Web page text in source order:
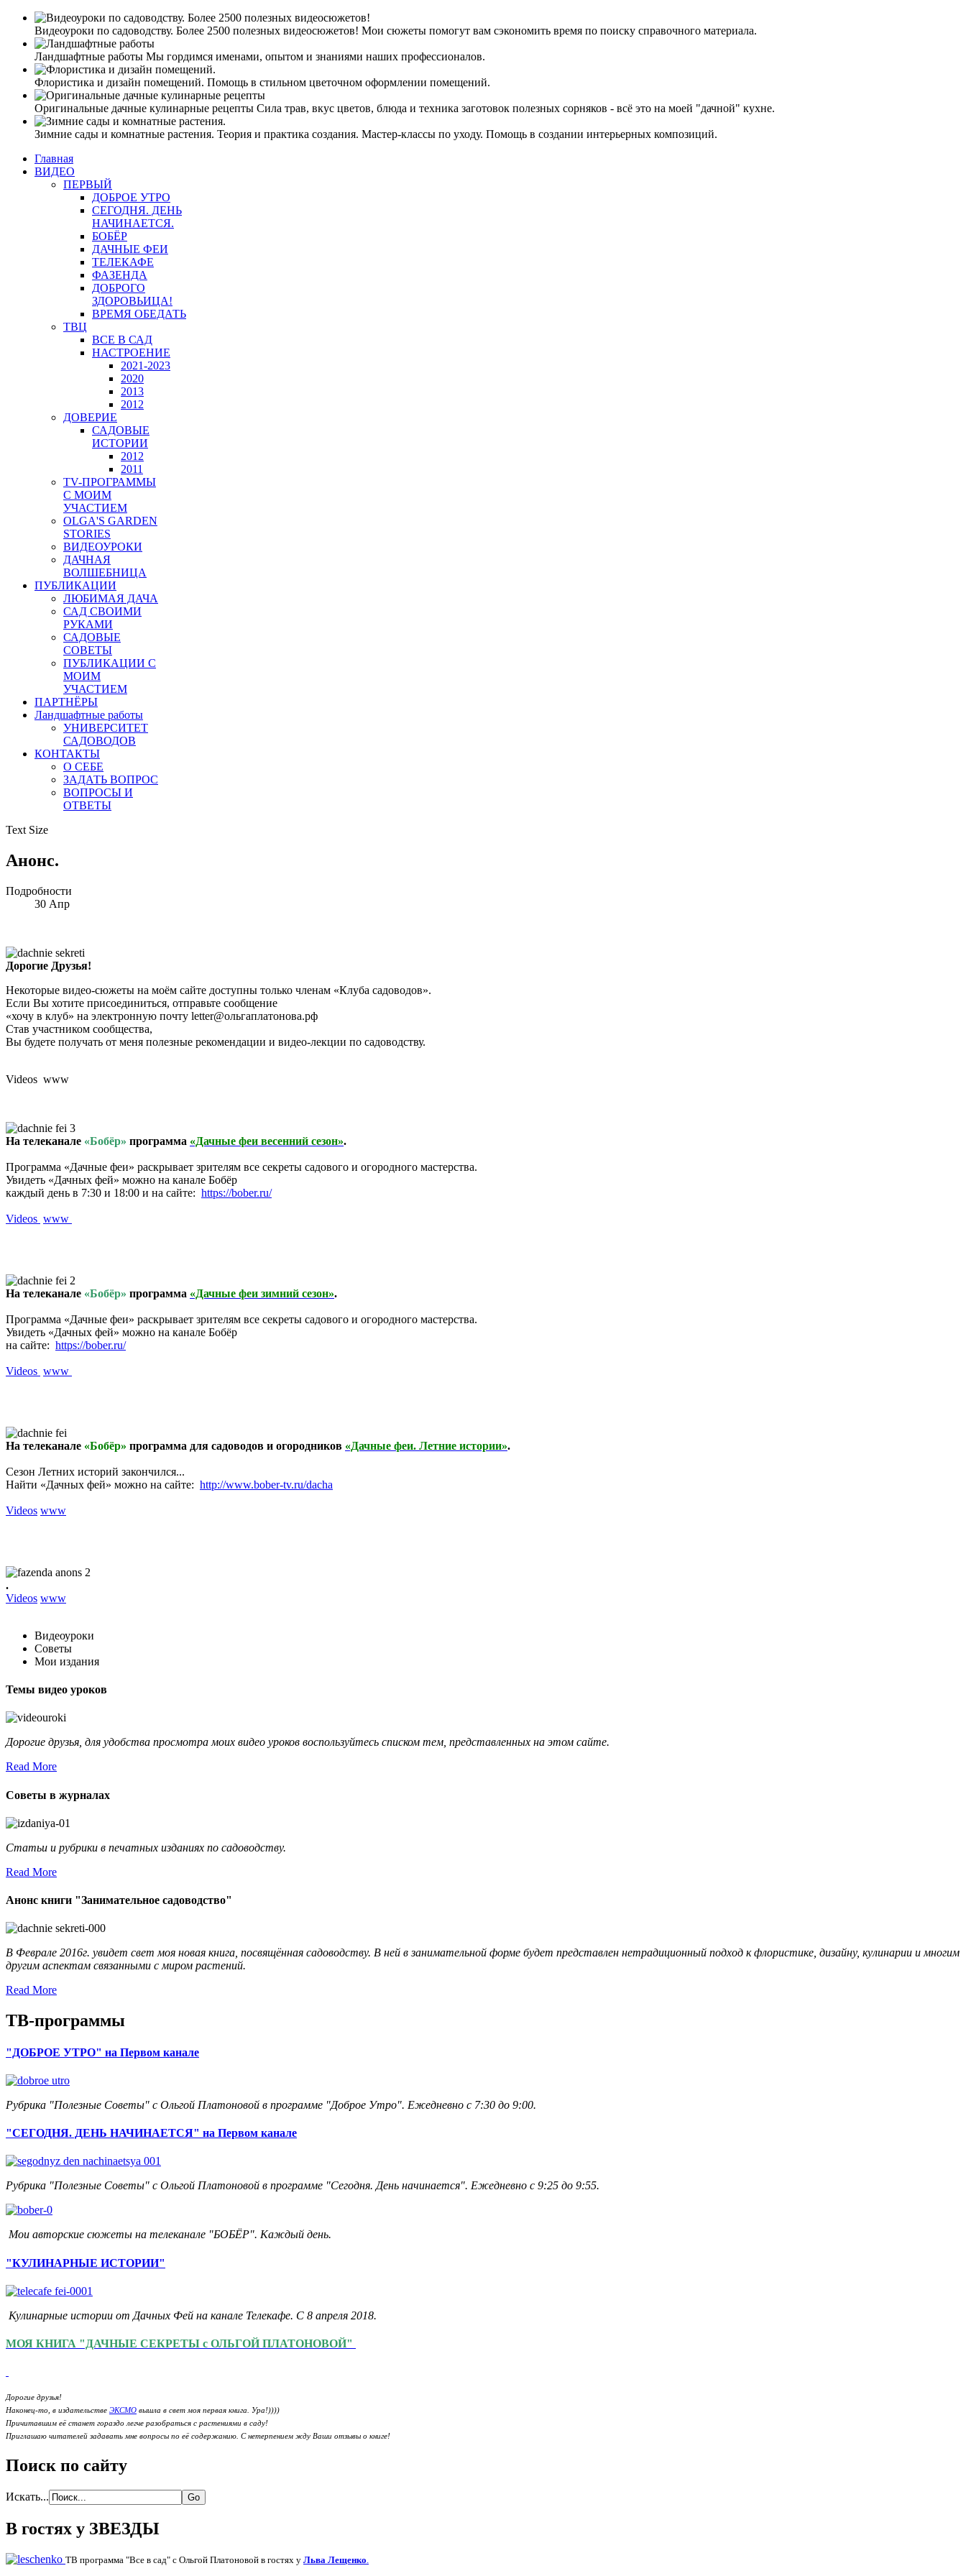
Видеоуроки по садоводству. Более 2500 полезных видеосюжетов! Мои сюжеты помогут вам сэкономить время по поиску справочного материала.
Ландшафтные работы Мы гордимся именами, опытом и знаниями наших профессионалов.
Флористика и дизайн помещений. Помощь в стильном цветочном оформлении помещений.
Оригинальные дачные кулинарные рецепты Сила трав, вкус цветов, блюда и техника заготовок полезных сорняков - всё это на моей "дачной" кухне.
Зимние сады и комнатные растения. Теория и практика создания. Мастер-классы по уходу. Помощь в создании интерьерных композиций.
Главная
ВИДЕО
ПЕРВЫЙ
ДОБРОЕ УТРО
СЕГОДНЯ. ДЕНЬ
НАЧИНАЕТСЯ.
БОБЁР
ДАЧНЫЕ ФЕИ
ТЕЛЕКАФЕ
ФАЗЕНДА
ДОБРОГО
ЗДОРОВЬИЦА!
ВРЕМЯ ОБЕДАТЬ
ТВЦ
ВСЕ В САД
НАСТРОЕНИЕ
2021-2023
2020
2013
2012
ДОВЕРИЕ
САДОВЫЕ
ИСТОРИИ
2012
2011
TV-ПРОГРАММЫ
С МОИМ
УЧАСТИЕМ
OLGA'S GARDEN
STORIES
ВИДЕОУРОКИ
ДАЧНАЯ
ВОЛШЕБНИЦА
ПУБЛИКАЦИИ
ЛЮБИМАЯ ДАЧА
САД СВОИМИ
РУКАМИ
САДОВЫЕ
СОВЕТЫ
ПУБЛИКАЦИИ С
МОИМ
УЧАСТИЕМ
ПАРТНЁРЫ
Ландшафтные работы
УНИВЕРСИТЕТ
САДОВОДОВ
КОНТАКТЫ
О СЕБЕ
ЗАДАТЬ ВОПРОС
ВОПРОСЫ И
ОТВЕТЫ
Text Size
Анонс.
Подробности
30 Апр
Дорогие Друзья!
Некоторые видео-сюжеты на моём сайте доступны только членам «Клуба садоводов».
Если Вы хотите присоединиться, отправьте сообщение
«хочу в клуб» на электронную почту letter@ольгаплатонова.рф
Став участником сообщества,
Вы будете получать от меня полезные рекомендации и видео-лекции по садоводству.
Videos www
На телеканале «Бобёр» программа «Дачные феи весенний сезон».
Программа «Дачные феи» раскрывает зрителям все секреты садового и огородного мастерства.
Увидеть «Дачных фей» можно на канале Бобёр
каждый день в 7:30 и 18:00 и на сайте: https://bober.ru/
Videos www
На телеканале «Бобёр» программа «Дачные феи зимний сезон».
Программа «Дачные феи» раскрывает зрителям все секреты садового и огородного мастерства.
Увидеть «Дачных фей» можно на канале Бобёр
на сайте: https://bober.ru/
Videos www
На телеканале «Бобёр» программа для садоводов и огородников «Дачные феи. Летние истории».
Сезон Летних историй закончился...
Найти «Дачных фей» можно на сайте: http://www.bober-tv.ru/dacha
Videos www
.
Videos www
Видеоуроки
Советы
Мои издания
Темы видео уроков
Дорогие друзья, для удобства просмотра моих видео уроков воспользуйтесь списком тем, представленных на этом сайте.
Read More
Советы в журналах
Статьи и рубрики в печатных изданиях по садоводству.
Read More
Анонс книги "Занимательное садоводство"
В Феврале 2016г. увидет свет моя новая книга, посвящённая садоводству. В ней в занимательной форме будет представлен нетрадиционный подход к флористике, дизайну, кулинарии и многим
другим аспектам связанными с миром растений.
Read More
ТВ-программы
"ДОБРОЕ УТРО" на Первом канале
Рубрика "Полезные Советы" с Ольгой Платоновой в программе "Доброе Утро". Ежедневно с 7:30 до 9:00.
"СЕГОДНЯ. ДЕНЬ НАЧИНАЕТСЯ" на Первом канале
Рубрика "Полезные Советы" с Ольгой Платоновой в программе "Сегодня. День начинается". Ежедневно с 9:25 до 9:55.
Мои авторские сюжеты на телеканале "БОБЁР". Каждый день.
"КУЛИНАРНЫЕ ИСТОРИИ"
Кулинарные истории от Дачных Фей на канале Телекафе. С 8 апреля 2018.
МОЯ КНИГА "ДАЧНЫЕ СЕКРЕТЫ с ОЛЬГОЙ ПЛАТОНОВОЙ"
Дорогие друзья!
Наконец-то, в издательстве ЭКСМО вышла в свет моя первая книга. Ура!))))
Причитавшим её станет гораздо легче разобраться с растениями в саду!
Приглашаю читателей задавать мне вопросы по её содержанию. С нетерпением жду Ваши отзывы о книге!
Поиск по сайту
Искать...
В гостях у ЗВЕЗДЫ
ТВ программа "Все в сад" с Ольгой Платоновой в гостях у Льва Лещенко.